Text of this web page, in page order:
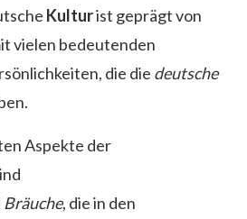
Kulturist geprägt von
vielen bedeutenden
die die deutsche
Aspekte der
Bräuche, die in den